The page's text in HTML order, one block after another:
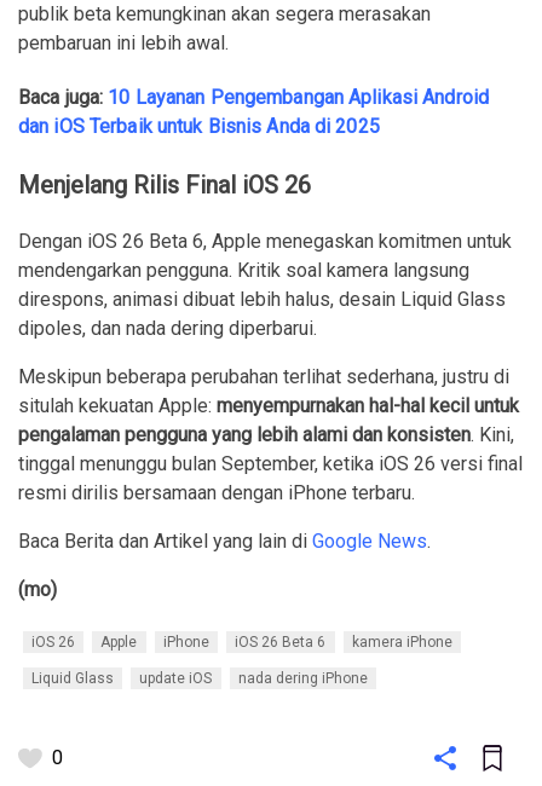
publik beta kemungkinan akan segera merasakan
pembaruan ini lebih awal.
Baca juga: 10 Layanan Pengembangan Aplikasi Android
dan iOS Terbaik untuk Bisnis Anda di 2025
Menjelang Rilis Final iOS 26
Dengan iOS 26 Beta 6, Apple menegaskan komitmen untuk
mendengarkan pengguna. Kritik soal kamera langsung
direspons, animasi dibuat lebih halus, desain Liquid Glass
dipoles, dan nada dering diperbarui.
Meskipun beberapa perubahan terlihat sederhana, justru di
situlah kekuatan Apple: menyempurnakan hal-hal kecil untuk
pengalaman pengguna yang lebih alami dan konsisten. Kini,
tinggal menunggu bulan September, ketika iOS 26 versi final
resmi dirilis bersamaan dengan iPhone terbaru.
Baca Berita dan Artikel yang lain di Google News.
(mo)
iOS 26 Apple iPhone iOS 26 Beta 6 kamera iPhone
Liquid Glass update iOS nada dering iPhone
0